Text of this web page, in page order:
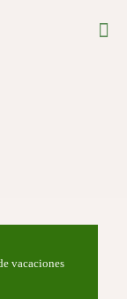
vacaciones